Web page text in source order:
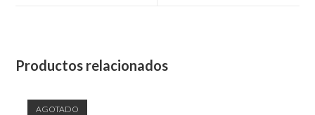
Productos relacionados
AGOTADO